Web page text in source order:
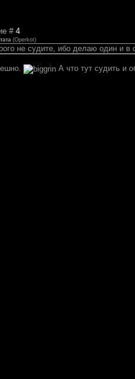
# 4
(Operkot)
не судите, ибо делаю один и в
А что тут судить и